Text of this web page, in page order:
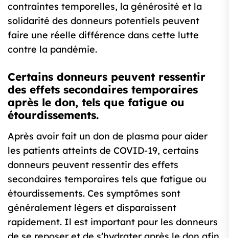
contraintes temporelles, la générosité et la
solidarité des donneurs potentiels peuvent
faire une réelle différence dans cette lutte
contre la pandémie.
Certains donneurs peuvent ressentir
des effets secondaires temporaires
après le don, tels que fatigue ou
étourdissements.
Après avoir fait un don de plasma pour aider
les patients atteints de COVID-19, certains
donneurs peuvent ressentir des effets
secondaires temporaires tels que fatigue ou
étourdissements. Ces symptômes sont
généralement légers et disparaissent
rapidement. Il est important pour les donneurs